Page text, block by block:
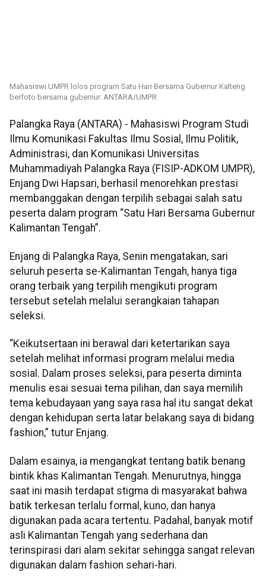
Mahasiswi UMPR lolos program Satu Hari Bersama Gubernur Kalteng
berfoto bersama gubernur. ANTARA/UMPR
Palangka Raya (ANTARA) - Mahasiswi Program Studi
Ilmu Komunikasi Fakultas Ilmu Sosial, Ilmu Politik,
Administrasi, dan Komunikasi Universitas
Muhammadiyah Palangka Raya (FISIP-ADKOM UMPR),
Enjang Dwi Hapsari, berhasil menorehkan prestasi
membanggakan dengan terpilih sebagai salah satu
peserta dalam program “Satu Hari Bersama Gubernur
Kalimantan Tengah”.
Enjang di Palangka Raya, Senin mengatakan, sari
seluruh peserta se-Kalimantan Tengah, hanya tiga
orang terbaik yang terpilih mengikuti program
tersebut setelah melalui serangkaian tahapan
seleksi.
“Keikutsertaan ini berawal dari ketertarikan saya
setelah melihat informasi program melalui media
sosial. Dalam proses seleksi, para peserta diminta
menulis esai sesuai tema pilihan, dan saya memilih
tema kebudayaan yang saya rasa hal itu sangat dekat
dengan kehidupan serta latar belakang saya di bidang
fashion,” tutur Enjang.
Dalam esainya, ia mengangkat tentang batik benang
bintik khas Kalimantan Tengah. Menurutnya, hingga
saat ini masih terdapat stigma di masyarakat bahwa
batik terkesan terlalu formal, kuno, dan hanya
digunakan pada acara tertentu. Padahal, banyak motif
asli Kalimantan Tengah yang sederhana dan
terinspirasi dari alam sekitar sehingga sangat relevan
digunakan dalam fashion sehari-hari.